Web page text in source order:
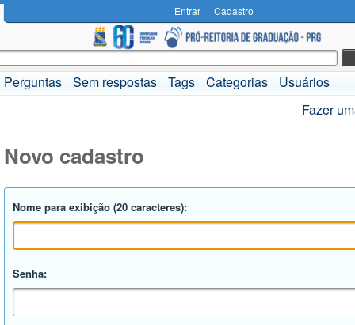
Entrar Cadastro
Perguntas Sem respostas Tags Categorias
Usuários
Fazer
Novo cadastro
Nome para exibição (20 caracteres):
Senha: